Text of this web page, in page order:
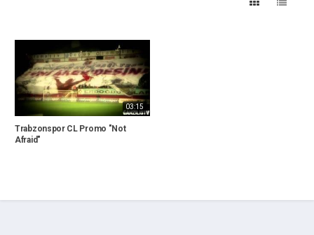
03:15
Trabzonspor CL Promo "Not
Afraid"